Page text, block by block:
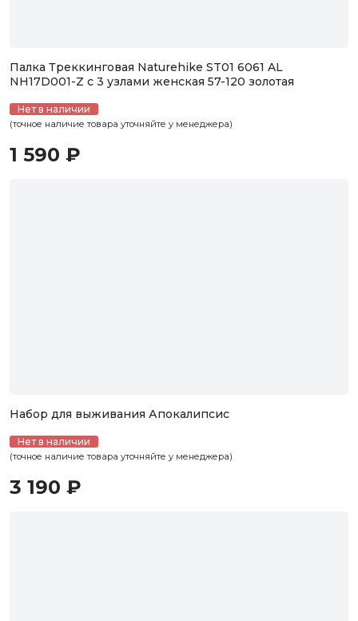
Палка Треккинговая Naturehike ST01 6061 AL
NH17D001-Z с 3 узлами женская 57-120 золотая
Нет в наличии
(точное наличие товара уточняйте у менеджера)
1 590 ₽
Набор для выживания Апокалипсис
Нет в наличии
(точное наличие товара уточняйте у менеджера)
3 190 ₽